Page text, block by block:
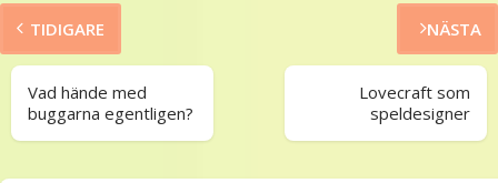
TIDIGARE
Vad hände med
buggarna egentligen?
NÄSTA
Lovecraft som
speldesigner